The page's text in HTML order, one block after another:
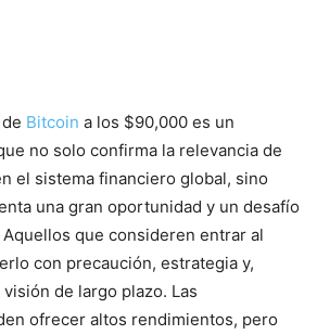
Bitcoin a los $90,000 es un
no solo confirma la relevancia de
el sistema financiero global, sino
una gran oportunidad y un desafío
que consideren entrar al
con precaución, estrategia y,
de largo plazo. Las
ofrecer altos rendimientos, pero